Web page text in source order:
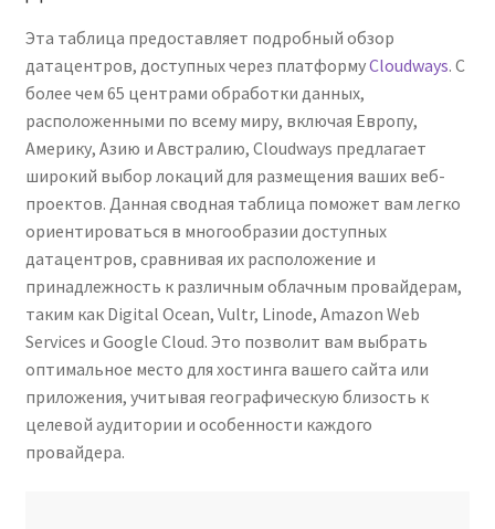
Эта таблица предоставляет подробный обзор
датацентров, доступных через платформуCloudways. С
более чем 65 центрами обработки данных,
расположенными по всему миру, включая Европу,
Америку, Азию и Австралию, Cloudways предлагает
широкий выбор локаций для размещения ваших веб-
проектов. Данная сводная таблица поможет вам легко
ориентироваться в многообразии доступных
датацентров, сравнивая их расположение и
принадлежность к различным облачным провайдерам,
таким как Digital Ocean, Vultr, Linode, Amazon Web
Services и Google Cloud. Это позволит вам выбрать
оптимальное место для хостинга вашего сайта или
приложения, учитывая географическую близость к
целевой аудитории и особенности каждого
провайдера.